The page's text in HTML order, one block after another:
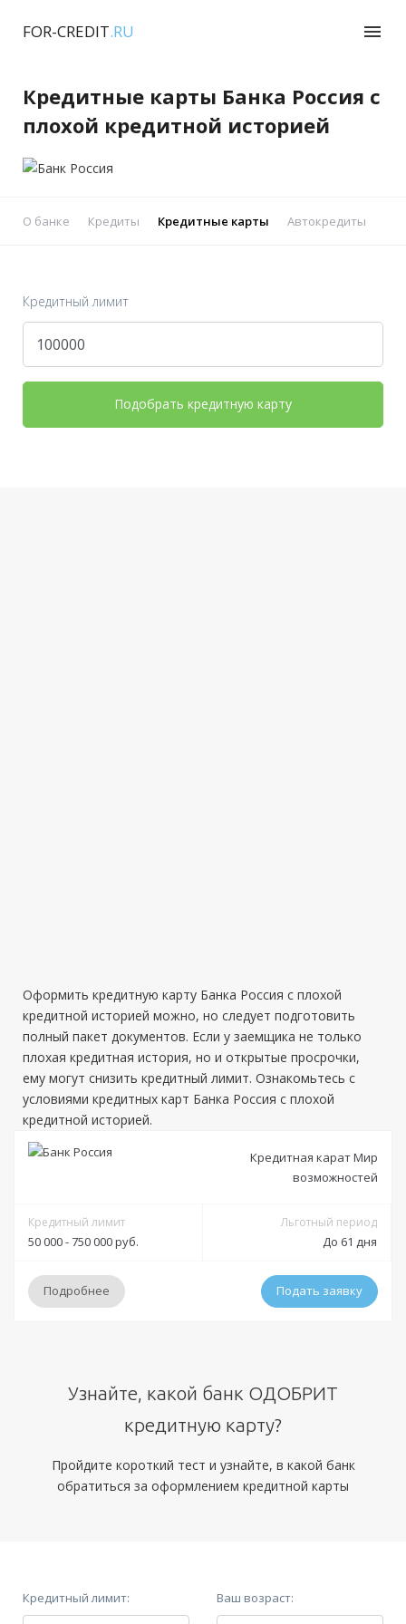
FOR-CREDIT.RU menu
Кредитные карты Банка Россия с
плохой кредитной историей
О банке Кредиты Кредитные карты Автокредиты
Кредитный лимит
Подобрать кредитную карту
Оформить кредитную карту Банка Россия с плохой
кредитной историей можно, но следует подготовить
полный пакет документов. Если у заемщика не только
плохая кредитная история, но и открытые просрочки,
ему могут снизить кредитный лимит. Ознакомьтесь с
условиями кредитных карт Банка Россия с плохой
кредитной историей.
Кредитная карат Мир
возможностей
Кредитный лимит
50 000 - 750 000 руб.
Льготный период
До 61 дня
Подробнее Подать заявку
Решение:
до 10 дней
отделения Банка Россия
Оформление:
отделения Банка Россия; в мобильном приложении; онлайн
заявка через официальный сайт
Узнайте, какой банк ОДОБРИТ
кредитную карту?
Пройдите короткий тест и узнайте, в какой банк
обратиться за оформлением кредитной карты
Кредитный лимит: Ваш возраст: